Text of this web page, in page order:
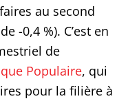
au second
-0,4 %). C’est en
de
Populaire, qui
pour la filière à